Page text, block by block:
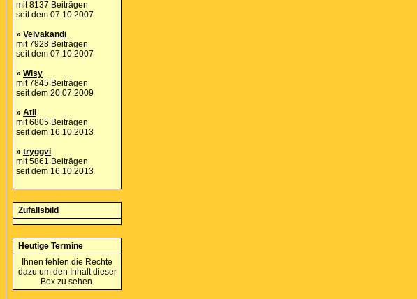
mit 8137 Beiträgen
seit dem 07.10.2007
» Velvakandi
mit 7928 Beiträgen
seit dem 07.10.2007
» Wisy
mit 7845 Beiträgen
seit dem 20.07.2009
» Atli
mit 6805 Beiträgen
seit dem 16.10.2013
» tryggvi
mit 5861 Beiträgen
seit dem 16.10.2013
Zufallsbild
Heutige Termine
Ihnen fehlen die Rechte
dazu um den Inhalt dieser
Box zu sehen.